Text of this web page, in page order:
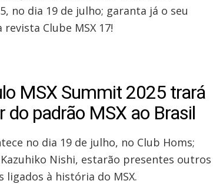
no dia 19 de julho; garanta já o seu
Clube MSX 17!
MSX Summit 2025 trará
do padrão MSX ao Brasil
no dia 19 de julho, no Club Homs;
Nishi, estarão presentes outros
ligados à história do MSX.